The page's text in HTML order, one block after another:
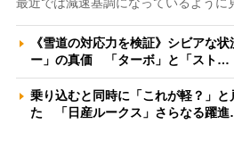
最近では減速基調になっているよう
《雪道の対応力を検証》シビアな
ー」の真価 「ターボ」と「スト…
乗り込むと同時に「これが軽？」
た 「日産ルークス」さらなる躍